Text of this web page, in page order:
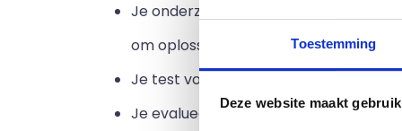
Toestemming
Deze website maakt
Je onderzoekt alle bronnen naar
om oplossingen te helpen
Je test voorgestelde oplossingen
Je evalueert de gekozen actie nadat